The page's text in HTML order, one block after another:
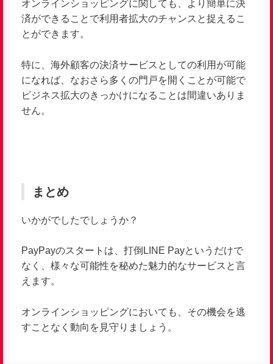
オンラインショッピングに関しても、より簡単に決
済ができることで利用者拡大のチャンスと捉えるこ
とができます。
特に、海外顧客の決済サービスとしての利用が可能
になれば、なおさら多くの門戸を開くことが可能で
ビジネス拡大のきっかけになることは間違いありま
せん。
まとめ
いかがでしたでしょうか？
PayPayのスタートは、打倒LINE Payというだけで
なく、様々な可能性を秘めた魅力的なサービスと言
えます。
オンラインショッピングにおいても、その機会を逃
すことなく動向を見守りましょう。